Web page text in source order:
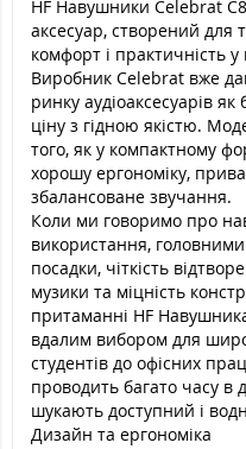
HF Навушники Celebrat
аксесуар, створений для
комфорт і практичність
Виробник Celebrat вже
ринку аудіоаксесуарів
ціну з гідною якістю.
того, як у компактному
хорошу ергономіку,
збалансоване звучання.
Коли ми говоримо про
використання,
посадки, чіткість
музики та міцність
притаманні HF
вдалим вибором для
студентів до офісних
проводить багато часу в
шукають доступний і
Дизайн та ергономіка